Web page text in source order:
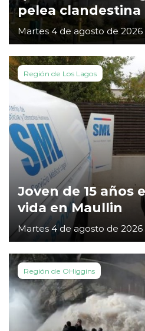
pelea clandestina
Martes 4 de agosto de 2026
Región de Los Lagos
Joven de 15 años
vida en Maullin
Martes 4 de agosto de 2026
Región de OHiggins